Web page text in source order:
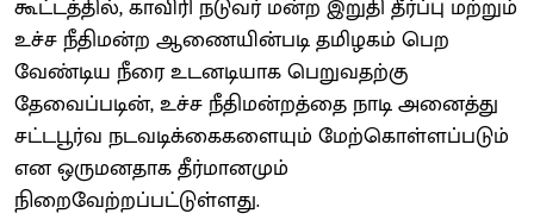
கூட்டத்தில், காவிரி நடுவர் மன்ற இறுதி தீர்ப்பு மற்றும்
உச்ச நீதிமன்ற ஆணையின்படி தமிழகம் பெற
வேண்டிய நீரை உடனடியாக பெறுவதற்கு
தேவைப்படின், உச்ச நீதிமன்றத்தை நாடி அனைத்து
சட்டபூர்வ நடவடிக்கைகளையும் மேற்கொள்ளப்படும்
என ஒருமனதாக தீர்மானமும்
நிறைவேற்றப்பட்டுள்ளது.